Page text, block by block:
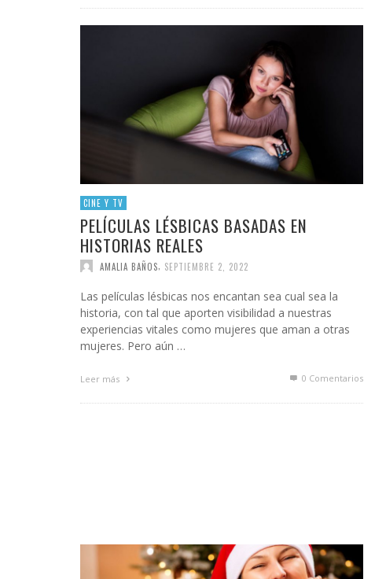
CINE Y TV
PELÍCULAS LÉSBICAS BASADAS EN
HISTORIAS REALES
AMALIA BAÑOS SEPTIEMBRE 2, 2022
Las películas lésbicas nos encantan sea cual sea la
historia, con tal que aporten visibilidad a nuestras
experiencias vitales como mujeres que aman a otras
mujeres. Pero aún …
Leer más 0 Comentarios